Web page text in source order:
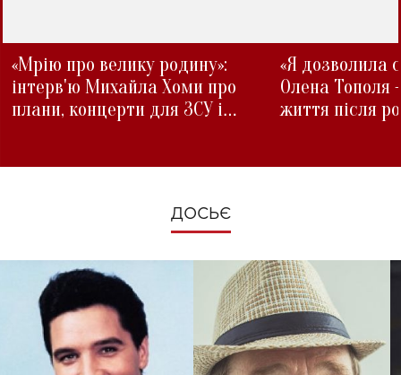
«Мрію про велику родину»:
інтерв'ю Михайла Хоми про
плани, концерти для ЗСУ і
«Я дозволила
Олена Тополя
життя після
ДОСЬЄ